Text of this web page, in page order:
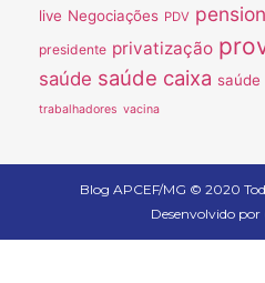
live Negociações PDV
presidente privatização
saúde saúde caixa saúde
trabalhadores vacina
Blog APCEF/MG © 2020
Desenvolvido por